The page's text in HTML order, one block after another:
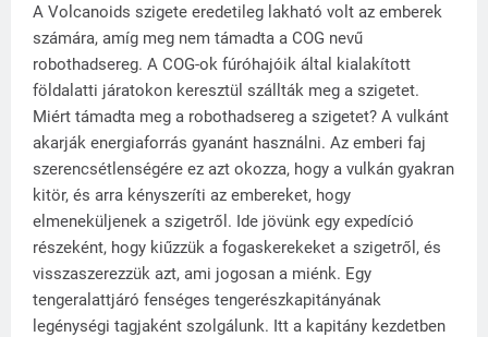
A Volcanoids szigete eredetileg lakható volt az emberek
számára, amíg meg nem támadta a COG nevű
robothadsereg. A COG-ok fúróhajóik által kialakított
földalatti járatokon keresztül szállták meg a szigetet.
Miért támadta meg a robothadsereg a szigetet? A vulkánt
akarják energiaforrás gyanánt használni. Az emberi faj
szerencsétlenségére ez azt okozza, hogy a vulkán gyakran
kitör, és arra kényszeríti az embereket, hogy
elmeneküljenek a szigetről. Ide jövünk egy expedíció
részeként, hogy kiűzzük a fogaskerekeket a szigetről, és
visszaszerezzük azt, ami jogosan a miénk. Egy
tengeralattjáró fenséges tengerészkapitányának
legénységi tagjaként szolgálunk. Itt a kapitány kezdetben